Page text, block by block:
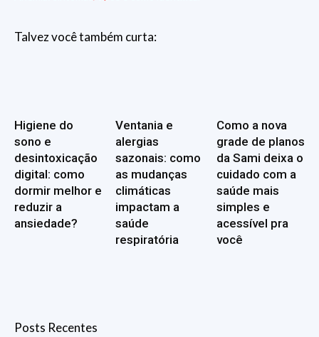
Talvez você também curta:
Higiene do
sono e
desintoxicação
digital: como
dormir melhor e
reduzir a
ansiedade?
Ventania e
alergias
sazonais: como
as mudanças
climáticas
impactam a
saúde
respiratória
Como a nova
grade de planos
da Sami deixa o
cuidado com a
saúde mais
simples e
acessível pra
você
Posts Recentes